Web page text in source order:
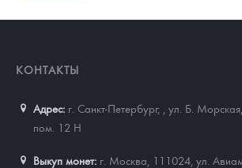
КОНТАКТЫ
Адрес: г. Санкт-Петербург,
ул. Б.
пом. 12 Н
Выкуп монет: г. Москва, 111024, ул.